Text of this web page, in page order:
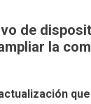
de
la